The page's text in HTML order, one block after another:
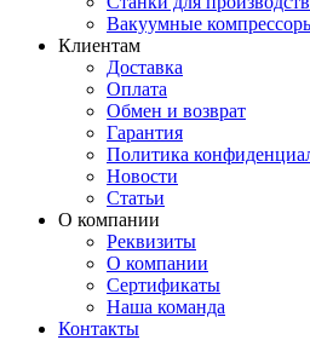
Вакуумные
Клиентам
Доставка
Оплата
Обмен и возврат
Гарантия
Политика
Новости
Статьи
О компании
Реквизиты
О компании
Сертификаты
Наша команда
Контакты